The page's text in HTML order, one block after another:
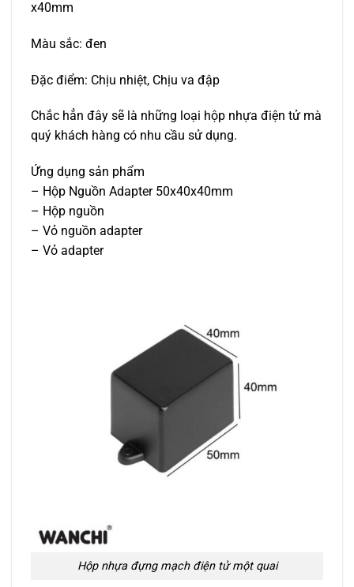
x40mm
Màu sắc: đen
Đặc điểm: Chịu nhiệt, Chịu va đập
Chắc hẳn đây sẽ là những loại hộp nhựa điện tử mà
quý khách hàng có nhu cầu sử dụng.
Ứng dụng sản phẩm
– Hộp Nguồn Adapter 50x40x40mm
– Hộp nguồn
– Vỏ nguồn adapter
– Vỏ adapter
Hộp nhựa đựng mạch điện tử một quai